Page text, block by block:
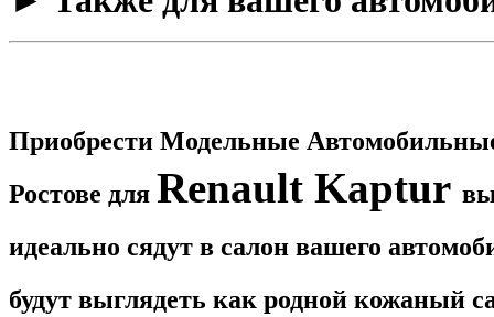
Приобрести Модельные
Ростове для Renault Kaptur
идеально сядут в салон вашего
будут выглядеть как родной кожаный